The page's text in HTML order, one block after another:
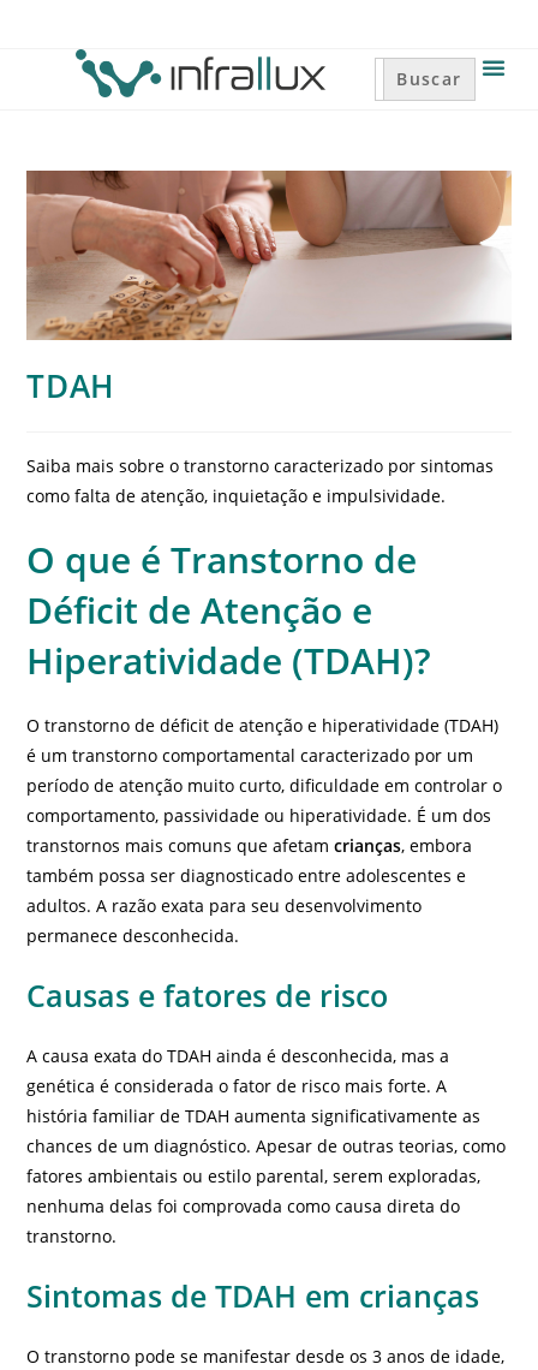
Search
for:
TDAH
Saiba mais sobre o transtorno caracterizado por sintomas
como falta de atenção, inquietação e impulsividade.
O que é Transtorno de
Déficit de Atenção e
Hiperatividade (TDAH)?
O transtorno de déficit de atenção e hiperatividade (TDAH)
é um transtorno comportamental caracterizado por um
período de atenção muito curto, dificuldade em controlar o
comportamento, passividade ou hiperatividade. É um dos
transtornos mais comuns que afetamcrianças, embora
também possa ser diagnosticado entre adolescentes e
adultos. A razão exata para seu desenvolvimento
permanece desconhecida.
Causas e fatores de risco
A causa exata do TDAH ainda é desconhecida, mas a
genética é considerada o fator de risco mais forte. A
história familiar de TDAH aumenta significativamente as
chances de um diagnóstico. Apesar de outras teorias, como
fatores ambientais ou estilo parental, serem exploradas,
nenhuma delas foi comprovada como causa direta do
transtorno.
Sintomas de TDAH em crianças
O transtorno pode se manifestar desde os 3 anos de idade,